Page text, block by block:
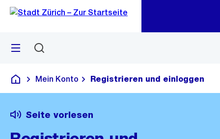
Navigation
Sprunglink
Menü
Deutsch
Mein Konto Registrieren und einloggen
Seite vorlesen